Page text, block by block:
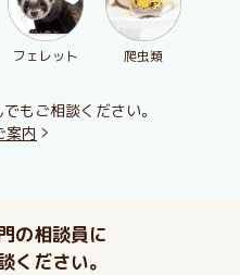
フェレット 爬虫類
もご相談ください。
案内
の相談員に
ください。